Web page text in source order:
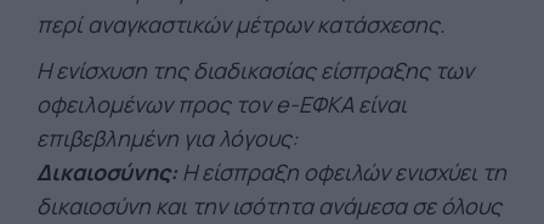
περί αναγκαστικών μέτρων κατάσχεσης.
Η ενίσχυση της διαδικασίας είσπραξης των
οφειλoμένων προς τον e-ΕΦΚΑ είναι
επιβεβλημένη για λόγους:
Δικαιοσύνης: Η είσπραξη οφειλών ενισχύει τη
δικαιοσύνη και την ισότητα ανάμεσα σε όλους